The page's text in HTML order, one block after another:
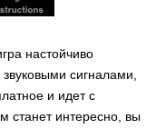
настойчиво
сигналами,
и идет с
станет интересно, вы